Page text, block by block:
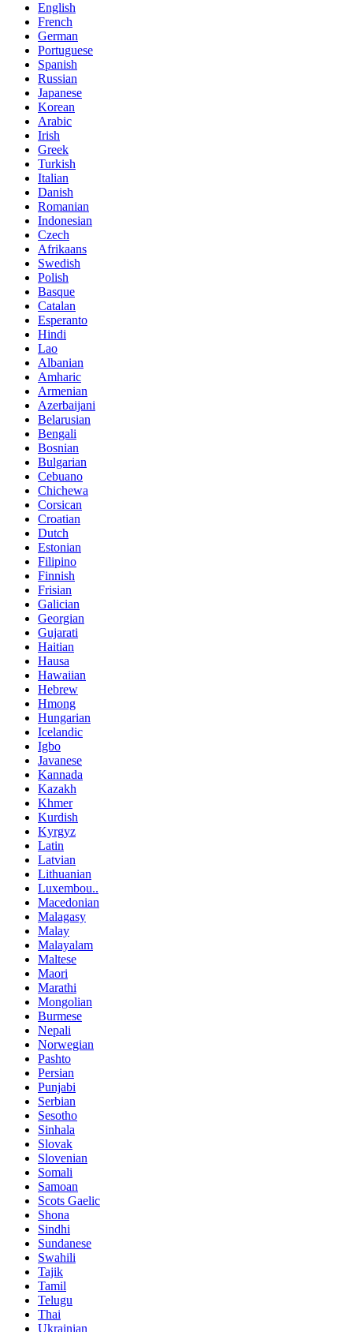
English
French
German
Portuguese
Spanish
Russian
Japanese
Korean
Arabic
Irish
Greek
Turkish
Italian
Danish
Romanian
Indonesian
Czech
Afrikaans
Swedish
Polish
Basque
Catalan
Esperanto
Hindi
Lao
Albanian
Amharic
Armenian
Azerbaijani
Belarusian
Bengali
Bosnian
Bulgarian
Cebuano
Chichewa
Corsican
Croatian
Dutch
Estonian
Filipino
Finnish
Frisian
Galician
Georgian
Gujarati
Haitian
Hausa
Hawaiian
Hebrew
Hmong
Hungarian
Icelandic
Igbo
Javanese
Kannada
Kazakh
Khmer
Kurdish
Kyrgyz
Latin
Latvian
Lithuanian
Luxembou..
Macedonian
Malagasy
Malay
Malayalam
Maltese
Maori
Marathi
Mongolian
Burmese
Nepali
Norwegian
Pashto
Persian
Punjabi
Serbian
Sesotho
Sinhala
Slovak
Slovenian
Somali
Samoan
Scots Gaelic
Shona
Sindhi
Sundanese
Swahili
Tajik
Tamil
Telugu
Thai
Ukrainian